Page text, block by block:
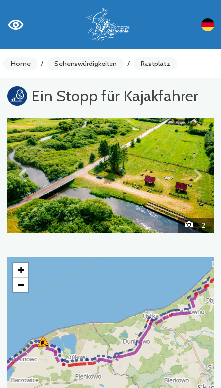
Home / Sehenswürdigkeiten / Rastplatz
Ein Stopp für Kajakfahrer
2
+
−